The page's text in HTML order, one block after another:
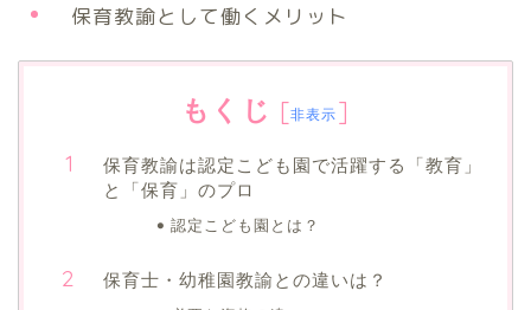
保育教諭として働くメリット
もくじ [非表示 ]
保育教諭は認定こども園で活躍する「教育」
と「保育」のプロ
認定こども園とは？
保育士・幼稚園教諭との違いは？